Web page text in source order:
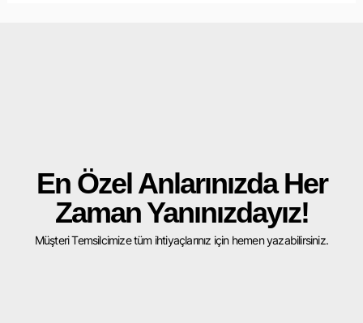
En Özel Anlarınızda Her
Zaman Yanınızdayız!
Müşteri Temsilcimize tüm ihtiyaçlarınız için hemen yazabilirsiniz.